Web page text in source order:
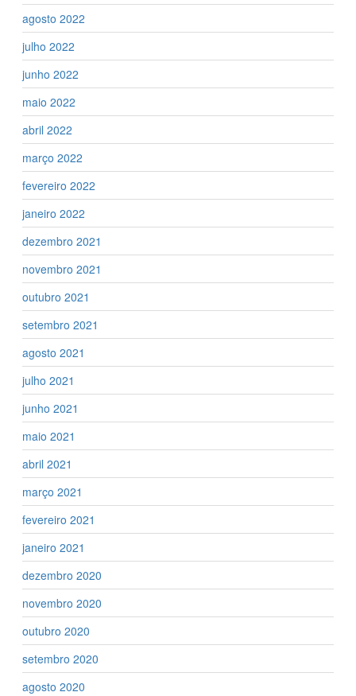
agosto 2022
julho 2022
junho 2022
maio 2022
abril 2022
março 2022
fevereiro 2022
janeiro 2022
dezembro 2021
novembro 2021
outubro 2021
setembro 2021
agosto 2021
julho 2021
junho 2021
maio 2021
abril 2021
março 2021
fevereiro 2021
janeiro 2021
dezembro 2020
novembro 2020
outubro 2020
setembro 2020
agosto 2020